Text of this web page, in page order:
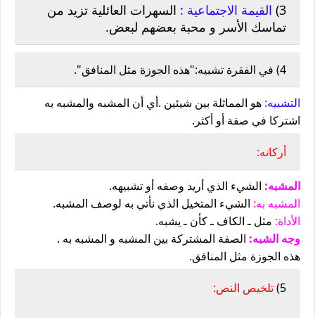
3) القيمة الاجتماعية : السهرات العائلية تزيد من
تماسك الأسر و محبة بعضهم لبعض.
4) في الفقرة تشبيه:"هذه الجوزة مثل المنافق".
التشبيه: هو المماثلة بين شيئين .أي أن المشبه والمشبه به
اشتركا في صفة أو أكثر.
أركانه:
المشبه: الشيء الذي أريد وصفه أو تشبيهه.
المشبه به: الشيء المتخيل الذي نأتي به لوصف المشبه.
الأداة: مثل ـ الكاف ـ كأن ـ يشبه.
وجه الشبه: الصفة المشتركة بين المشبه و المشبه به .
هذه الجوزة مثل المنافق.
5) تلخيص النص: